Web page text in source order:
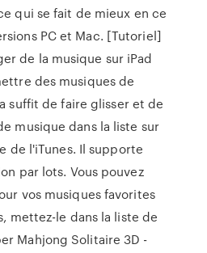
qui se fait de mieux en ce
PC et Mac. [Tutoriel]
de la musique sur iPad
des musiques de
suffit de faire glisser et de
musique dans la liste sur
de l'iTunes. Il supporte
par lots. Vous pouvez
vos musiques favorites
mettez-le dans la liste de
Mahjong Solitaire 3D -